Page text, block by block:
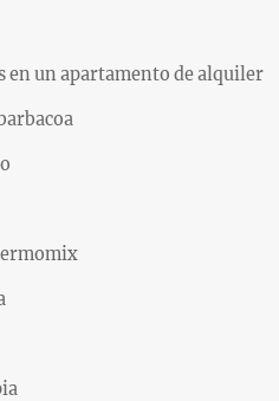
en un apartamento de alquiler